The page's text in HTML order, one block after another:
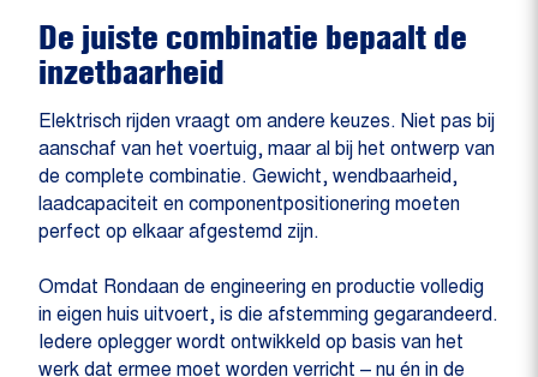
De juiste combinatie bepaalt de
inzetbaarheid
Elektrisch rijden vraagt om andere keuzes. Niet pas bij
aanschaf van het voertuig, maar al bij het ontwerp van
de complete combinatie. Gewicht, wendbaarheid,
laadcapaciteit en componentpositionering moeten
perfect op elkaar afgestemd zijn.
Omdat Rondaan de engineering en productie volledig
in eigen huis uitvoert, is die afstemming gegarandeerd.
Iedere oplegger wordt ontwikkeld op basis van het
werk dat ermee moet worden verricht – nu én in de